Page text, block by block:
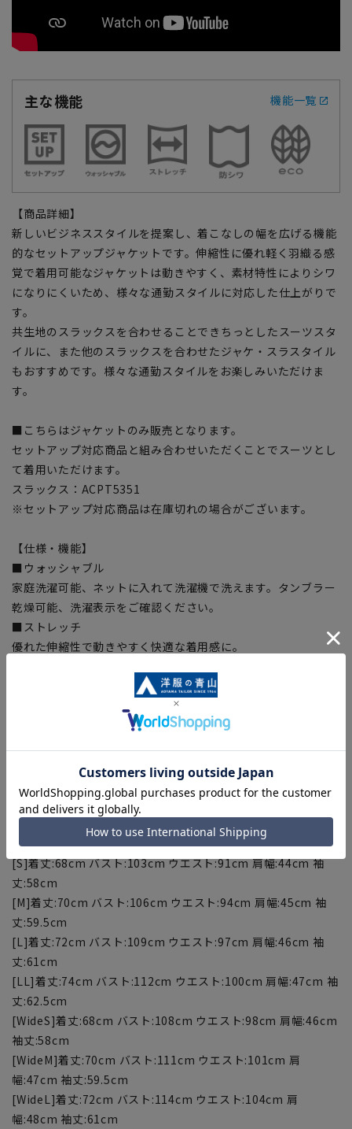
主な機能 機能一覧
【商品詳細】
新しいビジネススタイルを提案し、着こなしの幅を広げる機能
的なセットアップジャケットです。伸縮性に優れ軽く羽織る感
覚で着用可能なジャケットは動きやすく、素材特性によりシワ
になりにくいため、様々な通勤スタイルに対応した仕上がりで
す。
共生地のスラックスを合わせることできちっとしたスーツスタ
イルに、また他のスラックスを合わせたジャケ・スラスタイル
もおすすめです。様々な通勤スタイルをお楽しみいただけま
す。
■こちらはジャケットのみ販売となります。
セットアップ対応商品と組み合わせいただくことでスーツとし
て着用いただけます。
スラックス：ACPT5351
※セットアップ対応商品は在庫切れの場合がございます。
【仕様・機能】
■ウォッシャブル
家庭洗濯可能、ネットに入れて洗濯機で洗えます。タンブラー
乾燥可能、洗濯表示をご確認ください。
■ストレッチ
優れた伸縮性で動きやすく快適な着用感に。
ポリエステルの素材特性でシワになりにくい。
この商品はリサイクル原料を使用し、プラスチック・スマート
25％を使用した生地を使用しています。
【シルエット】《細め(スリム)》 (当社比)
【サイズスペック】
[S]着丈:68cm バスト:103cm ウエスト:91cm 肩幅:44cm 袖
丈:58cm
[M]着丈:70cm バスト:106cm ウエスト:94cm 肩幅:45cm 袖
丈:59.5cm
[L]着丈:72cm バスト:109cm ウエスト:97cm 肩幅:46cm 袖
丈:61cm
[LL]着丈:74cm バスト:112cm ウエスト:100cm 肩幅:47cm 袖
丈:62.5cm
[WideS]着丈:68cm バスト:108cm ウエスト:98cm 肩幅:46cm
袖丈:58cm
[WideM]着丈:70cm バスト:111cm ウエスト:101cm 肩
幅:47cm 袖丈:59.5cm
[WideL]着丈:72cm バスト:114cm ウエスト:104cm 肩
幅:48cm 袖丈:61cm